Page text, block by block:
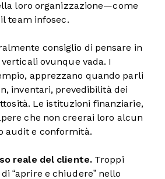
loro organizzazione—come
team infosec.
consiglio di pensare in
ovunque vada. I
apprezzano quando parli
inventari, prevedibilità dei
Le istituzioni finanziarie,
che non creerai loro alcun
audit e conformità.
reale del cliente.Troppi
“aprire e chiudere” nello